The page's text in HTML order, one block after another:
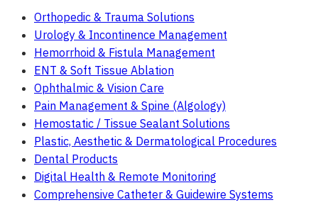
Orthopedic & Trauma Solutions
Urology & Incontinence Management
Hemorrhoid & Fistula Management
ENT & Soft Tissue Ablation
Ophthalmic & Vision Care
Pain Management & Spine (Algology)
Hemostatic / Tissue Sealant Solutions
Plastic, Aesthetic & Dermatological Procedures
Dental Products
Digital Health & Remote Monitoring
Comprehensive Catheter & Guidewire Systems